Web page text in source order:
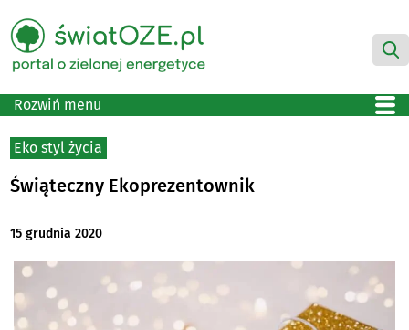
Rozwiń menu
Eko styl życia
Świąteczny Ekoprezentownik
15 grudnia 2020